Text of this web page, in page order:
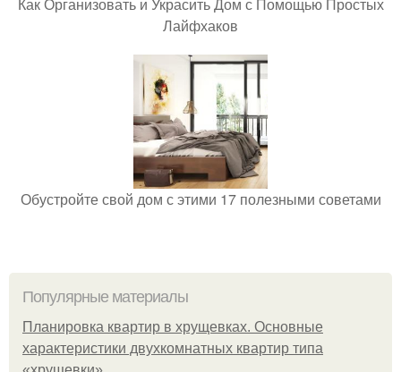
Лайфхаков
Обустройте свой дом с этими 17 полезными советами
Популярные материалы
Планировка квартир в хрущевках. Основные
характеристики двухкомнатных квартир типа